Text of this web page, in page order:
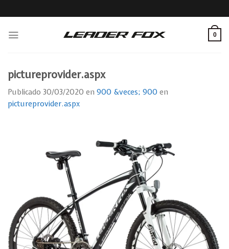
to
0
pictureprovider.aspx
Publicado 30/03/2020 en 900 &veces; 900 en
pictureprovider.aspx